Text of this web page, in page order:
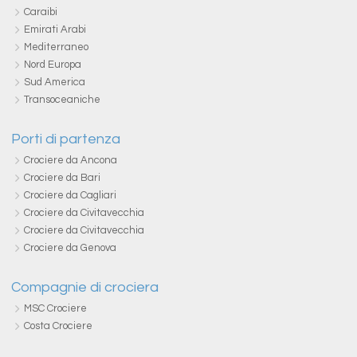
Caraibi
Emirati Arabi
Mediterraneo
Nord Europa
Sud America
Transoceaniche
Porti di partenza
Crociere da Ancona
Crociere da Bari
Crociere da Cagliari
Crociere da Civitavecchia
Crociere da Civitavecchia
Crociere da Genova
Compagnie di crociera
MSC Crociere
Costa Crociere